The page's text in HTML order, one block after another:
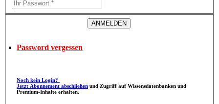
Password vergessen
Noch kein Login?
Jetzt Abonnement abschließen
Premium-Inhalte erhalten.